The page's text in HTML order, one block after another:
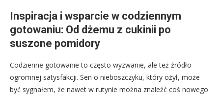
Inspiracja i wsparcie w codziennym
gotowaniu: Od dżemu z cukinii po
suszone pomidory
Codzienne gotowanie to często wyzwanie, ale też źródło
ogromnej satysfakcji. Sen o nieboszczyku, który ożył, może
być sygnałem, że nawet w rutynie można znaleźć coś nowego